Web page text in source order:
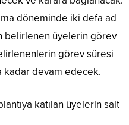
döneminde iki defa ad
belirlenen üyelerin görev
görev süresi
kadar devam edecek.
katılan üyelerin salt